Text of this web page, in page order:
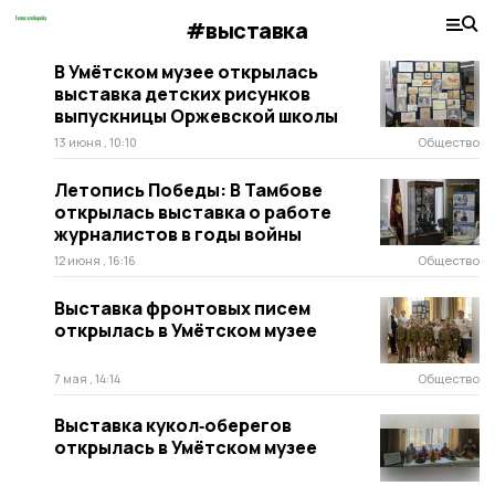
#выставка
В Умётском музее открылась
выставка детских рисунков
выпускницы Оржевской школы
13 июня , 10:10 Общество
Летопись Победы: В Тамбове
открылась выставка о работе
журналистов в годы войны
12 июня , 16:16 Общество
Выставка фронтовых писем
открылась в Умётском музее
7 мая , 14:14 Общество
Выставка кукол‑оберегов
открылась в Умётском музее